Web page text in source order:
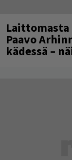
Paavo
kädessä –